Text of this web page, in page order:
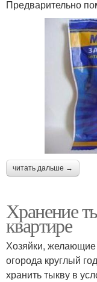
Предварительно
читать дальше →
Хранение
квартире
Хозяйки, желающие
огорода круглый
хранить тыкву в